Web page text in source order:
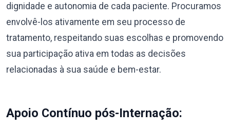
dignidade e autonomia de cada paciente. Procuramos
envolvê-los ativamente em seu processo de
tratamento, respeitando suas escolhas e promovendo
sua participação ativa em todas as decisões
relacionadas à sua saúde e bem-estar.
Apoio Contínuo pós-Internação: